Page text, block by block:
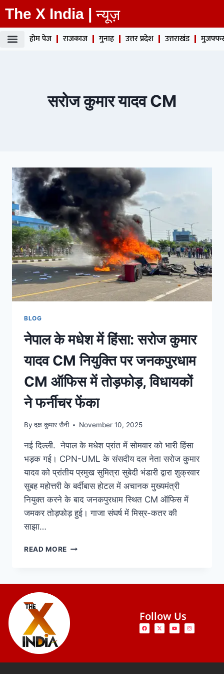
The X India | न्यूज़
होम पेज राजकाज गुनाह उत्तर प्रदेश उत्तराखंड
सरोज कुमार यादव CM
BLOG
नेपाल के मधेश में हिंसा: सरोज कुमार
यादव CM नियुक्ति पर जनकपुरधाम
CM ऑफिस में तोड़फोड़, विधायकों
ने फर्नीचर फेंका
By दक्ष कुमार सैनी November 10, 2025
नई दिल्ली. नेपाल के मधेश प्रांत में सोमवार को भारी हिंसा
भड़क गई। CPN-UML के संसदीय दल नेता सरोज कुमार
यादव को प्रांतीय प्रमुख सुमित्रा सुबेदी भंडारी द्वारा शुक्रवार
सुबह महोत्तरी के बर्दीबास होटल में अचानक मुख्यमंत्री
नियुक्त करने के बाद जनकपुरधाम स्थित CM ऑफिस में
जमकर तोड़फोड़ हुई। गाजा संघर्ष में मिस्र-कतर की
साझा…
READ MORE
Follow Us